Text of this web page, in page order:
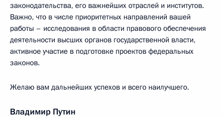
законодательства, его важнейших отраслей и институтов.
Важно, что в числе приоритетных направлений вашей
работы – исследования в области правового обеспечения
деятельности высших органов государственной власти,
активное участие в подготовке проектов федеральных
законов.
Желаю вам дальнейших успехов и всего наилучшего.
Владимир Путин